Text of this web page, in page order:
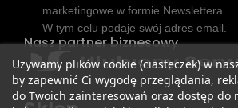
Używamy plików cookie (ciasteczek) w
by zapewnić Ci wygodę przeglądania,
do Twoich zainteresowań oraz dostęp do
marketingowe w formie Newslettera.
W tym celu podaje swój adres email.
Nasz partner biznesowy